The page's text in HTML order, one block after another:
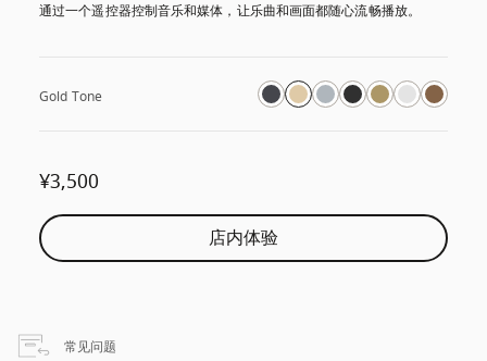
通过一个遥控器控制音乐和媒体，让乐曲和画面都随心流畅播放。
Gold Tone
¥3,500
店内体验
常见问题